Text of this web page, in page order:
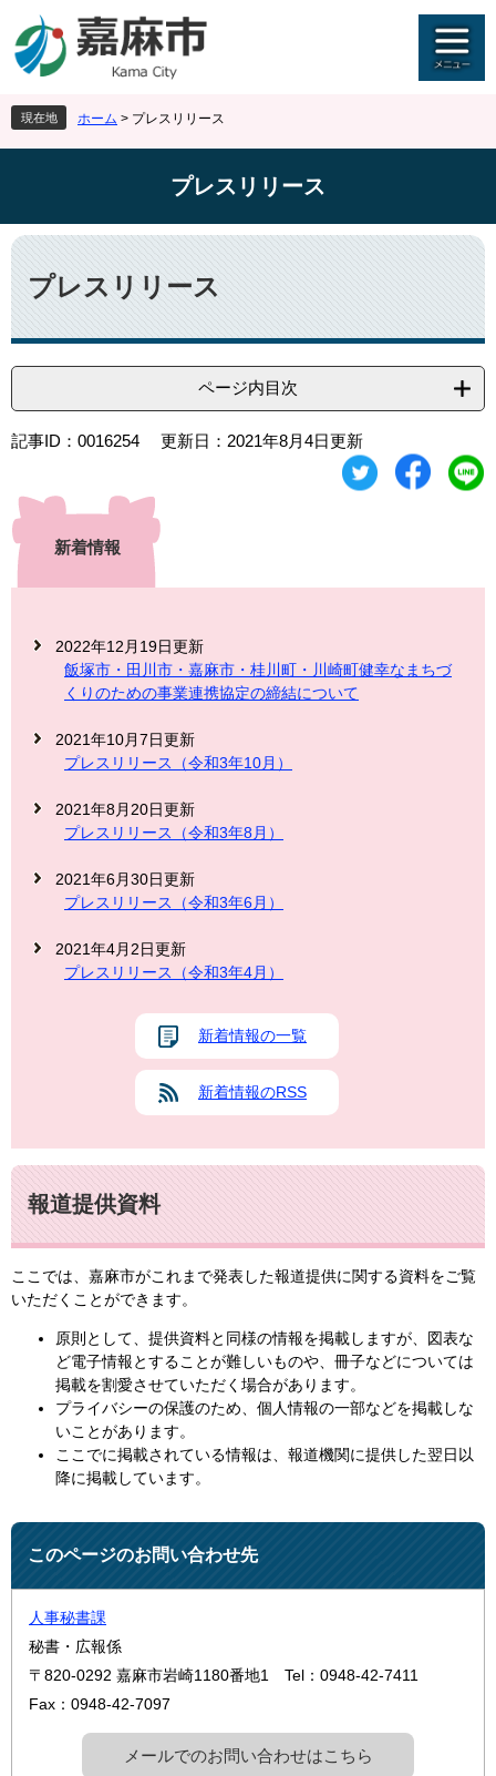
ジ
先
頭
で
ュ
を
飛
ば
本
文
へ
現在地 ホーム > プレスリリース
プレスリリース
本
文
プレスリリース
ページ内目次
記事ID：0016254 更新日：2021年8月4日更新
新着情報
2022年12月19日更新
飯塚市・田川市・嘉麻市・桂川町・川崎町健幸なまちづ
くりのための事業連携協定の締結について
2021年10月7日更新
プレスリリース（令和3年10月）
2021年8月20日更新
プレスリリース（令和3年8月）
2021年6月30日更新
プレスリリース（令和3年6月）
2021年4月2日更新
プレスリリース（令和3年4月）
新着情報の一覧
新着情報のRSS
報道提供資料
ここでは、嘉麻市がこれまで発表した報道提供に関する資料をご覧
いただくことができます。
原則として、提供資料と同様の情報を掲載しますが、図表な
ど電子情報とすることが難しいものや、冊子などについては
掲載を割愛させていただく場合があります。
プライバシーの保護のため、個人情報の一部などを掲載しな
いことがあります。
ここでに掲載されている情報は、報道機関に提供した翌日以
降に掲載しています。
このページのお問い合わせ先
人事秘書課
秘書・広報係
〒820-0292 嘉麻市岩崎1180番地1
Tel：0948-42-7411
Fax：0948-42-7097
メールでのお問い合わせはこちら